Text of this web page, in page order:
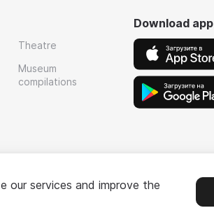
Theatre
Museum
compilations
Download app
our services and improve the